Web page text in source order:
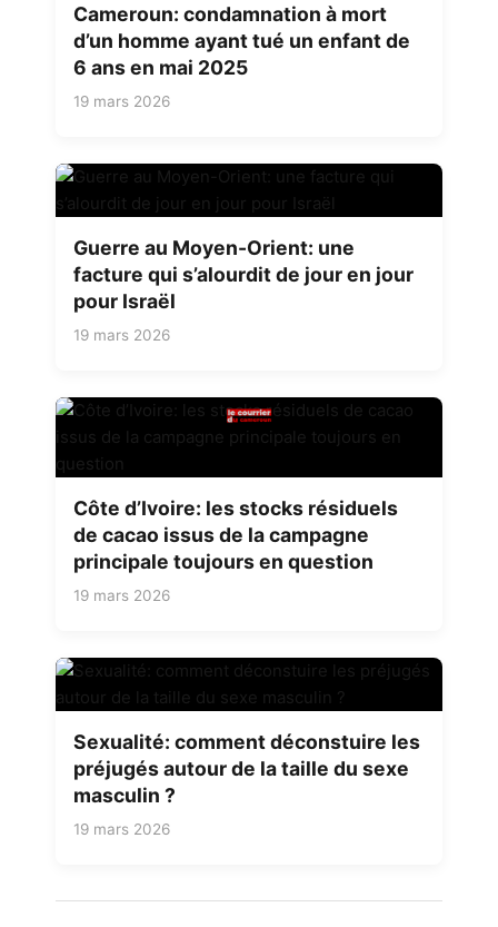
Cameroun: condamnation à mort
d’un homme ayant tué un enfant de
6 ans en mai 2025
19 mars 2026
Guerre au Moyen-Orient: une
facture qui s’alourdit de jour en jour
pour Israël
19 mars 2026
Côte d’Ivoire: les stocks résiduels
de cacao issus de la campagne
principale toujours en question
19 mars 2026
Sexualité: comment déconstuire les
préjugés autour de la taille du sexe
masculin ?
19 mars 2026